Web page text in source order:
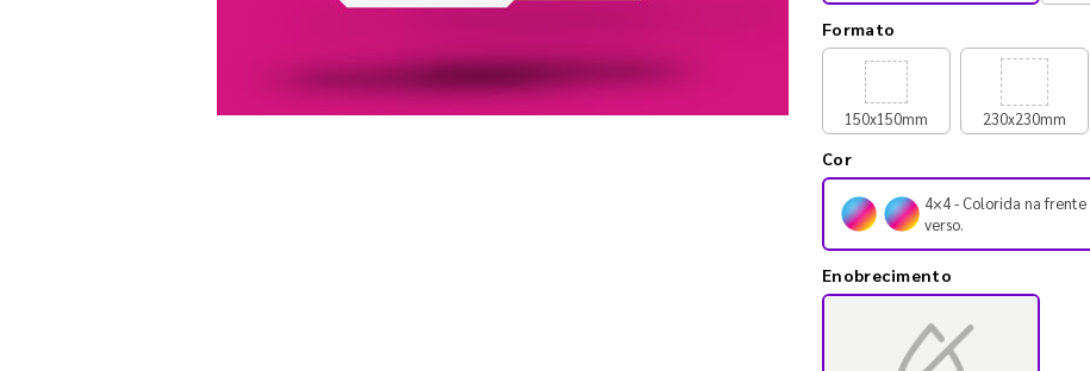
Formato
150x150mm 230x230mm
Cor
4×4 - Colorida na frente
verso.
Enobrecimento